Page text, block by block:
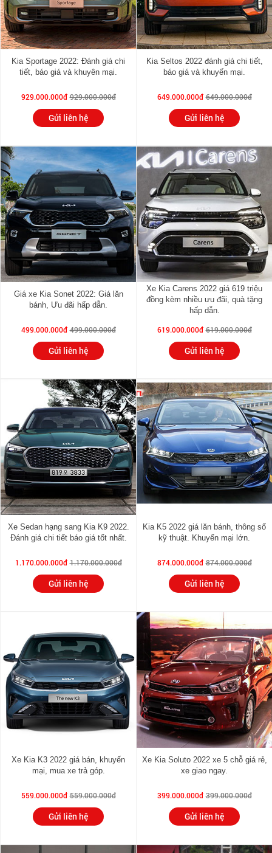
Kia Sportage 2022: Đánh giá chi
tiết, báo giá và khuyên mại.
929.000.000đ 929.000.000đ
Gửi liên hệ
Kia Seltos 2022 đánh giá chi tiết,
báo giá và khuyến mại.
649.000.000đ 649.000.000đ
Gửi liên hệ
Giá xe Kia Sonet 2022: Giá lăn
bánh, Ưu đãi hấp dẫn.
499.000.000đ 499.000.000đ
Gửi liên hệ
Xe Kia Carens 2022 giá 619 triệu
đồng kèm nhiều ưu đãi, quà tặng
hấp dẫn.
619.000.000đ 619.000.000đ
Gửi liên hệ
Xe Sedan hạng sang Kia K9 2022.
Đánh giá chi tiết báo giá tốt nhất.
1.170.000.000đ 1.170.000.000đ
Gửi liên hệ
Kia K5 2022 giá lăn bánh, thông số
kỹ thuật. Khuyến mại lớn.
874.000.000đ 874.000.000đ
Gửi liên hệ
Xe Kia K3 2022 giá bán, khuyến
mại, mua xe trả góp.
559.000.000đ 559.000.000đ
Gửi liên hệ
Xe Kia Soluto 2022 xe 5 chỗ giá rẻ,
xe giao ngay.
399.000.000đ 399.000.000đ
Gửi liên hệ